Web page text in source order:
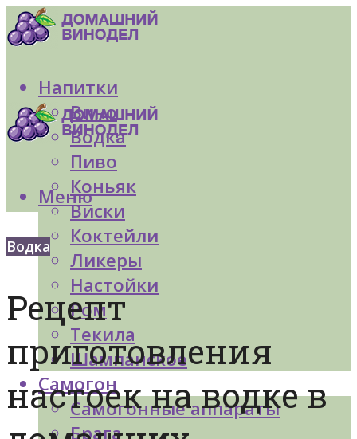
Напитки
Вино
Водка
Пиво
Коньяк
Виски
Коктейли
Ликеры
Настойки
Ром
Текила
Шампанское
Самогон
Самогонные аппараты
Брага
Меню
Водка
Рецепт
приготовления
настоек на водке в